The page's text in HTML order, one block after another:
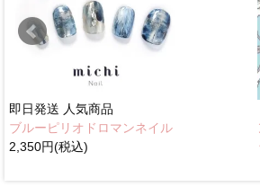
即日発送 人気商品
ブルーピリオドロマンネイル
2,350円(税込)